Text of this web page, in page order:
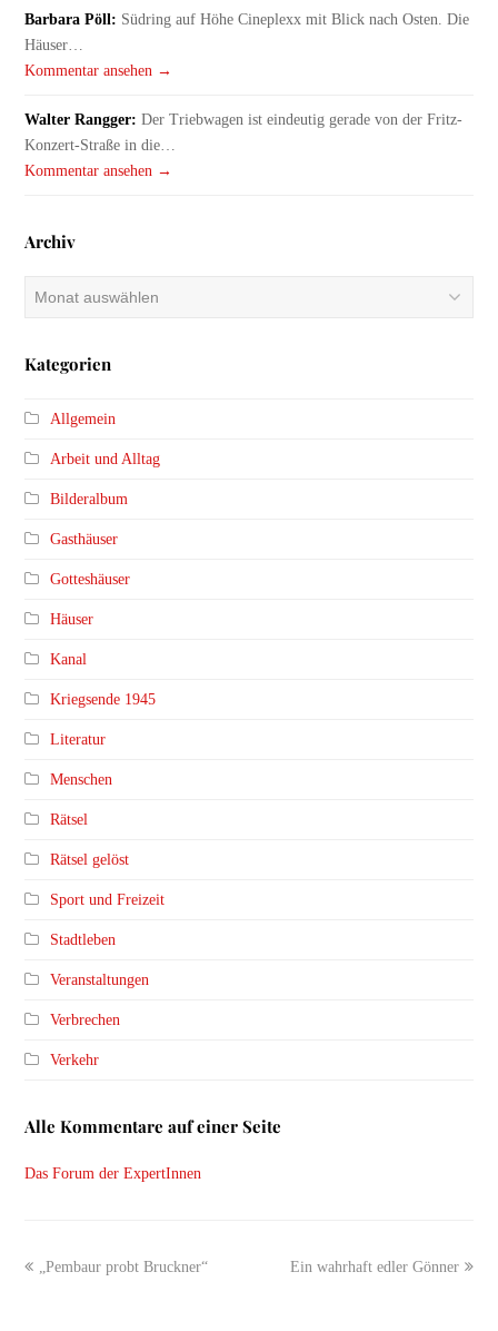
Barbara Pöll: Südring auf Höhe Cineplexx mit Blick nach Osten. Die
Häuser…
Kommentar ansehen →
Walter Rangger: Der Triebwagen ist eindeutig gerade von der Fritz-
Konzert-Straße in die…
Kommentar ansehen →
Archiv
Archiv
Kategorien
Allgemein
Arbeit und Alltag
Bilderalbum
Gasthäuser
Gotteshäuser
Häuser
Kanal
Kriegsende 1945
Literatur
Menschen
Rätsel
Rätsel gelöst
Sport und Freizeit
Stadtleben
Veranstaltungen
Verbrechen
Verkehr
Alle Kommentare auf einer Seite
Das Forum der ExpertInnen
previous
„Pembaur probt Bruckner“
next
Ein wahrhaft edler Gönner